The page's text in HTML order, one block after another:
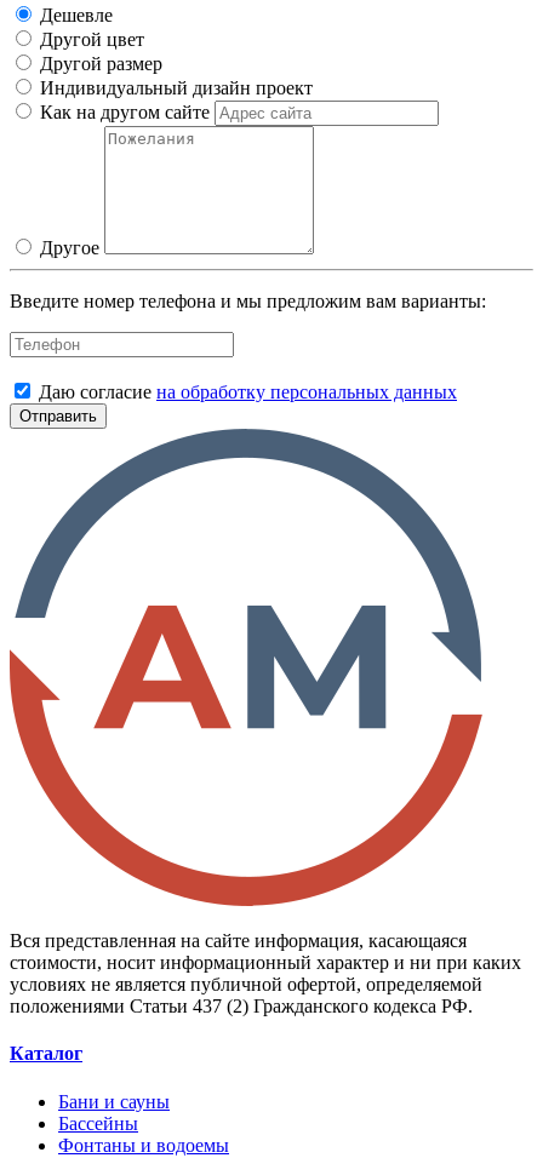
Дешевле
Другой цвет
Другой размер
Индивидуальный дизайн проект
Как на другом сайте
Другое
Введите номер телефона и мы предложим вам варианты:
Даю согласие на обработку персональных данных
Отправить
Вся представленная на сайте информация, касающаяся
стоимости, носит информационный характер и ни при каких
условиях не является публичной офертой, определяемой
положениями Статьи 437 (2) Гражданского кодекса РФ.
Каталог
Бани и сауны
Бассейны
Фонтаны и водоемы